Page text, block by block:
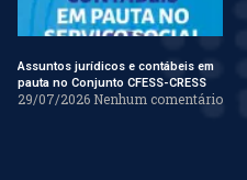
Assuntos jurídicos e contábeis em
pauta no Conjunto CFESS-CRESS
29/07/2026 Nenhum comentário